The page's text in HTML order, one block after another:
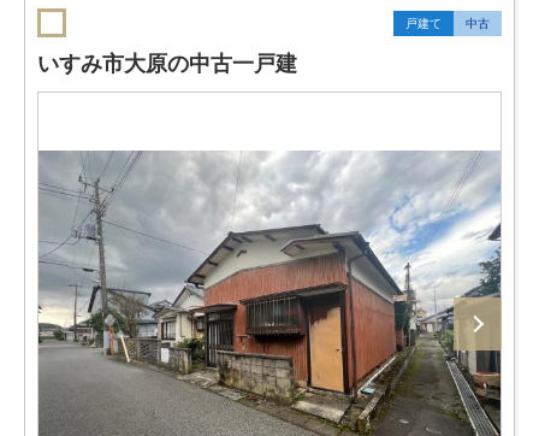
戸建て 中古
いすみ市大原の中古一戸建